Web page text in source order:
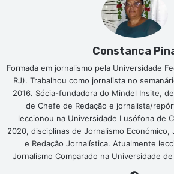
Constanca
Formada em jornalismo pela Universidade
RJ). Trabalhou como jornalista no
2016. Sócia-fundadora do Mindel Insite,
de Chefe de Redação e jornalista/
leccionou na Universidade Lusófona de
2020, disciplinas de Jornalismo Económico,
e Redação Jornalística. Atualmente
Jornalismo Comparado na Universidade